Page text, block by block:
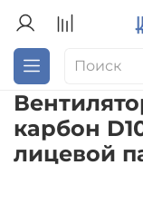
карбон
лицевой